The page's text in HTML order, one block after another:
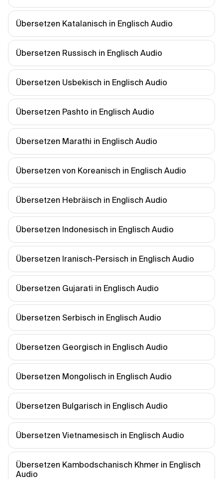
Übersetzen Katalanisch in Englisch Audio
Übersetzen Russisch in Englisch Audio
Übersetzen Usbekisch in Englisch Audio
Übersetzen Pashto in Englisch Audio
Übersetzen Marathi in Englisch Audio
Übersetzen von Koreanisch in Englisch Audio
Übersetzen Hebräisch in Englisch Audio
Übersetzen Indonesisch in Englisch Audio
Übersetzen Iranisch-Persisch in Englisch Audio
Übersetzen Gujarati in Englisch Audio
Übersetzen Serbisch in Englisch Audio
Übersetzen Georgisch in Englisch Audio
Übersetzen Mongolisch in Englisch Audio
Übersetzen Bulgarisch in Englisch Audio
Übersetzen Vietnamesisch in Englisch Audio
Übersetzen Kambodschanisch Khmer in Englisch
Audio